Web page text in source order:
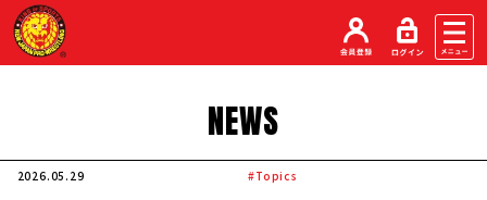
NEWS
2026.05.29 #Topics